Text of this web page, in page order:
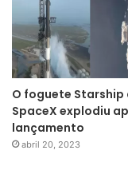
O foguete Starship
SpaceX explodiu
lançamento
abril 20, 2023